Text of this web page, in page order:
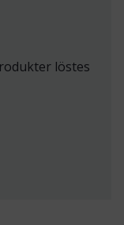
löstes